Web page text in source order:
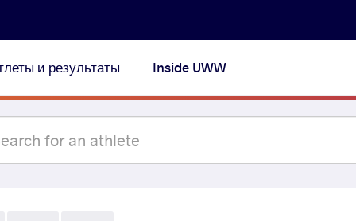
и результаты Inside UWW